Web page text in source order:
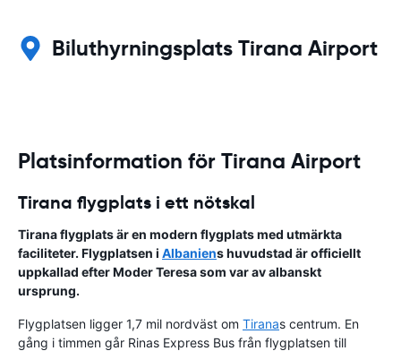
Biluthyrningsplats Tirana Airport
Platsinformation för Tirana Airport
Tirana flygplats i ett nötskal
Tirana flygplats är en modern flygplats med utmärkta
faciliteter. Flygplatsen i Albaniens huvudstad är officiellt
uppkallad efter Moder Teresa som var av albanskt
ursprung.
Flygplatsen ligger 1,7 mil nordväst om Tiranas centrum. En
gång i timmen går Rinas Express Bus från flygplatsen till